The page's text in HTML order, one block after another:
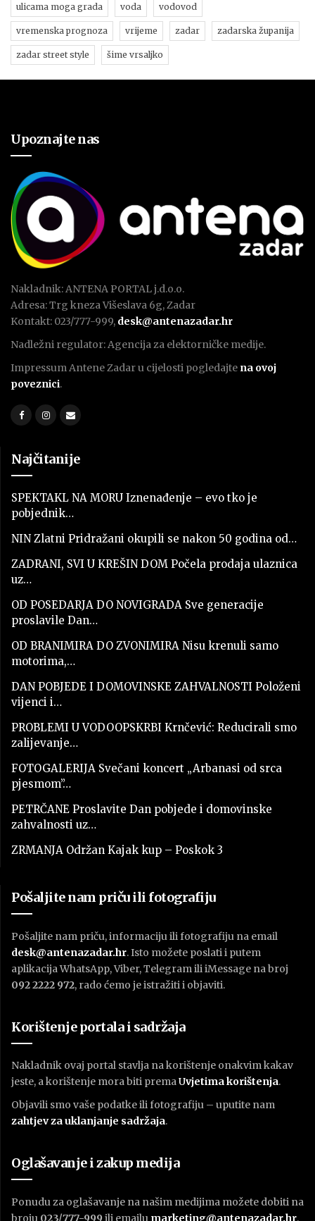
ulicama moga grada voda vodovod
vremenska prognoza vrijeme zadar zadarska županija
zadar street style šime vrsaljko
Upoznajte nas
Nakladnik: ANTENA PORTAL j.d.o.o.
Adresa: Trg kneza Višeslava 6g, Zadar
Kontakt: 023/777-999, desk@antenazadar.hr
Nadležni regulator: Agencija za elektorničke medije.
Impressum Antene Zadar u cijelosti pogledajte na ovoj
poveznici.
Najčitanije
SPEKTAKL NA MORU Iznenađenje – evo tko je
pobjednik…
NIN Zlatni Pridražani okupili se nakon 50 godina od…
ZADRANI, SVI U KREŠIN DOM Počela prodaja ulaznica
uz…
OD POSEDARJA DO NOVIGRADA Sve generacije
proslavile Dan…
OD BRANIMIRA DO ZVONIMIRA Nisu krenuli samo
motorima,…
DAN POBJEDE I DOMOVINSKE ZAHVALNOSTI Položeni
vijenci i…
PROBLEMI U VODOOPSKRBI Krnčević: Reducirali smo
zalijevanje…
FOTOGALERIJA Svečani koncert „Arbanasi od srca
pjesmom”…
PETRČANE Proslavite Dan pobjede i domovinske
zahvalnosti uz…
ZRMANJA Održan Kajak kup – Poskok 3
Pošaljite nam priču ili fotografiju
Pošaljite nam priču, informaciju ili fotografiju na email
desk@antenazadar.hr. Isto možete poslati i putem
aplikacija WhatsApp, Viber, Telegram ili iMessage na broj
092 2222 972, rado ćemo je istražiti i objaviti.
Korištenje portala i sadržaja
Nakladnik ovaj portal stavlja na korištenje onakvim kakav
jeste, a korištenje mora biti premaUvjetima korištenja.
Objavili smo vaše podatke ili fotografiju – uputite nam
zahtjev za uklanjanje sadržaja.
Oglašavanje i zakup medija
Ponudu za oglašavanje na našim medijima možete dobiti na
broju 023/777-999 ili emailu marketing@antenazadar.hr.